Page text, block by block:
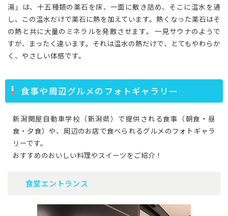
湯」は、十五種類の薬石を床、一面に敷き詰め、そこに温水を通
し、この温水だけで薬石に熱を加えています。熱くなった薬石はそ
の熱と共に大量のミネラルを発散させます。 一見サウナのようで
すが、まったく違います。それは温水の熱だけで、とてもやわらか
く、やさしい体感です。
食事や周辺グルメのフォトギャラリー
新潟関屋自動車学校（新潟県）で提供される食事（朝食・昼
食・夕食）や、周辺のお店で食べられるグルメのフォトギャラ
リーです。
おすすめのおいしい料理やスイーツをご紹介！
食堂エントランス